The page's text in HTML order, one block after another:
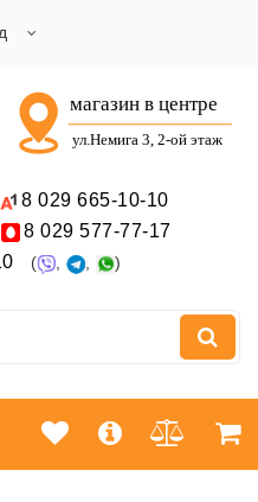
8 029 665-10-10
8 029 577-77-17
( , , )